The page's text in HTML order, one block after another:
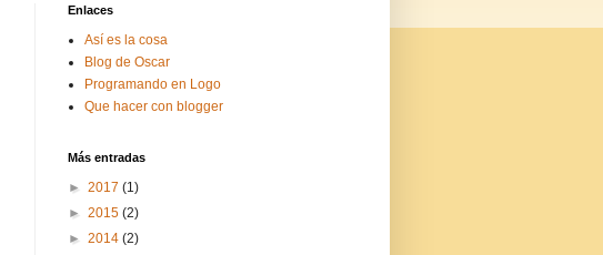
Enlaces
Así es la cosa
Blog de Oscar
Programando en Logo
Que hacer con blogger
Más entradas
► 2017 (1)
► 2015 (2)
► 2014 (2)